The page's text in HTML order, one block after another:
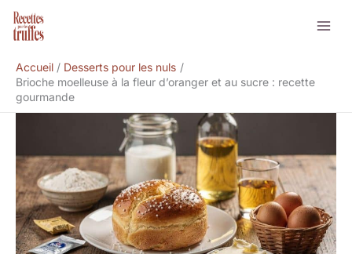
Aller
Accueil
Desserts pour les nuls
Brioche moelleuse à la fleur d’oranger et au sucre : recette
gourmande
Rechercher